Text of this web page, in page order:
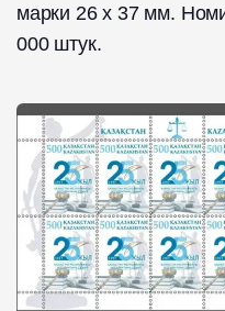
марки 26 x 37 мм.
000 штук.